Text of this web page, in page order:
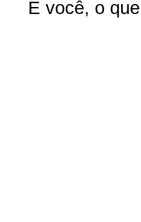
que achou